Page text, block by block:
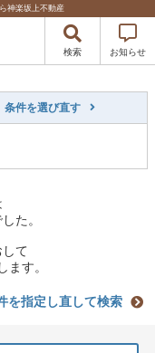
神楽坂上不動産
検索 お知らせ
条件を選び直す
た。
て
ます。
を指定し直して検索